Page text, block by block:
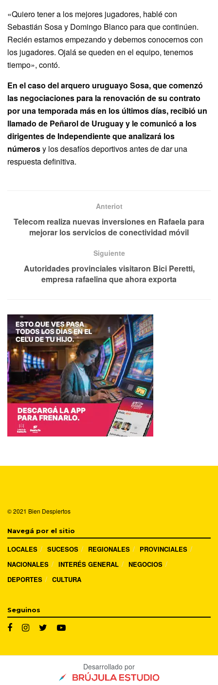
«Quiero tener a los mejores jugadores, hablé con
Sebastián Sosa y Domingo Blanco para que continúen.
Recién estamos empezando y debemos conocernos con
los jugadores. Ojalá se queden en el equipo, tenemos
tiempo», contó.
En el caso del arquero uruguayo Sosa, que comenzó
las negociaciones para la renovación de su contrato
por una temporada más en los últimos días, recibió un
llamado de Peñarol de Uruguay y le comunicó a los
dirigentes de Independiente que analizará los
númerosy los desafíos deportivos antes de dar una
respuesta definitiva.
Anteriot
Telecom realiza nuevas inversiones en Rafaela para
mejorar los servicios de conectividad móvil
Siguiente
Autoridades provinciales visitaron Bici Peretti,
empresa rafaelina que ahora exporta
© 2021 Bien Despiertos
Navegá por el sitio
LOCALES SUCESOS REGIONALES
PROVINCIALES
NACIONALES
INTERÉS GENERAL
NEGOCIOS
DEPORTES
CULTURA
Seguinos
Desarrollado por